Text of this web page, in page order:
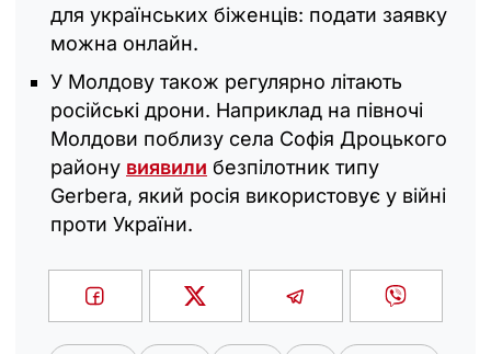
для українських біженців: подати заявку
можна онлайн.
У Молдову також регулярно літають
російські дрони. Наприклад на півночі
Молдови поблизу села Софія Дроцького
району виявили безпілотник типу
Gerbera, який росія використовує у війні
проти України.